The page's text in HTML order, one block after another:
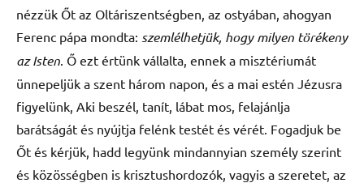
nézzük Őt az Oltáriszentségben, az ostyában, ahogyan
Ferenc pápa mondta: szemlélhetjük, hogy milyen törékeny
az Isten . Ő ezt értünk vállalta, ennek a misztériumát
ünnepeljük a szent három napon, és a mai estén Jézusra
figyelünk, Aki beszél, tanít, lábat mos, felajánlja
barátságát és nyújtja felénk testét és vérét. Fogadjuk be
Őt és kérjük, hadd legyünk mindannyian személy szerint
és közösségben is krisztushordozók, vagyis a szeretet, az